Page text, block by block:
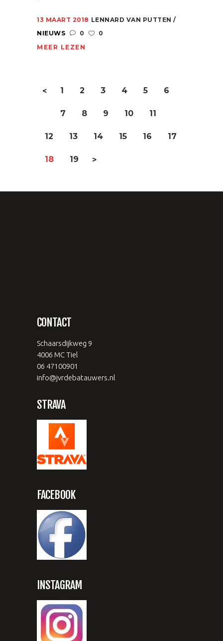
13 MAART 2018 LENNARD VAN PUTTEN
NIEUWS
0
0
MEER LEZEN
< 1 2 3 4 5 6
7 8 9 10 11
12 13 14 15 16 17
18 19 >
CONTACT
Schaarsdijkweg 9
4006 MC Tiel
06 47100901
info@jvrdebatauwers.nl
STRAVA
FACEBOOK
INSTAGRAM